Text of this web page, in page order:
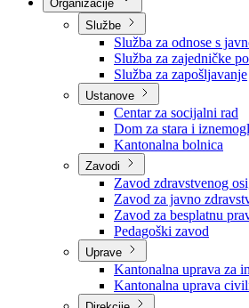
Nadležnosti
Sjednice Vlade
Službe
Služba za odnose s
Služba za zajedničke
Služba za zapošljavanje
Ustanove
Centar za socijalni rad
Dom za stara i
Kantonalna bolnica
Zavodi
Zavod zdravstvenog
Zavod za javno
Zavod za besplatnu
Pedagoški zavod
Uprave